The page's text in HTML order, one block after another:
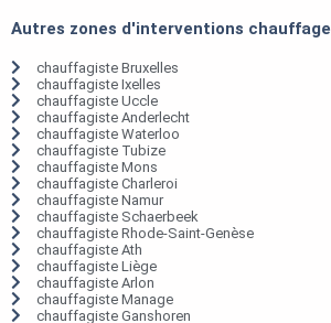
Autres zones d'interventions chauffage
chauffagiste Bruxelles
chauffagiste Ixelles
chauffagiste Uccle
chauffagiste Anderlecht
chauffagiste Waterloo
chauffagiste Tubize
chauffagiste Mons
chauffagiste Charleroi
chauffagiste Namur
chauffagiste Schaerbeek
chauffagiste Rhode-Saint-Genèse
chauffagiste Ath
chauffagiste Liège
chauffagiste Arlon
chauffagiste Manage
chauffagiste Ganshoren